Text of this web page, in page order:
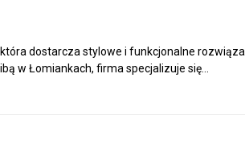
dostarcza stylowe i funkcjonalne
w Łomiankach, firma specjalizuje się...